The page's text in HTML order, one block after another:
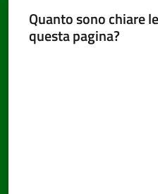
Amministrazione
Quanto sono chiare
questa pagina?